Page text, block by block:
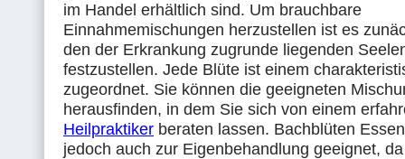
im Handel erhältlich sind. Um brauchbare
Einnahmemischungen herzustellen ist es
den der Erkrankung zugrunde liegenden
festzustellen. Jede Blüte ist einem
zugeordnet. Sie können die geeigneten
herausfinden, in dem Sie sich von einem
Heilpraktiker beraten lassen. Bachblüten
jedoch auch zur Eigenbehandlung geeignet,